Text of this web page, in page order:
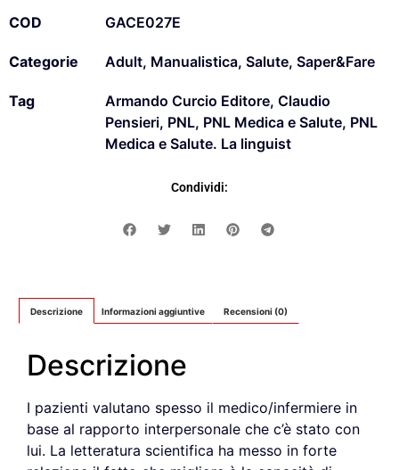
COD GACE027E
Categorie Adult, Manualistica, Salute, Saper&Fare
Tag Armando Curcio Editore, Claudio
Pensieri, PNL, PNL Medica e Salute, PNL
Medica e Salute. La linguist
Condividi:
Descrizione Informazioni aggiuntive Recensioni (0)
Descrizione
I pazienti valutano spesso il medico/infermiere in
base al rapporto interpersonale che c’è stato con
lui. La letteratura scientifica ha messo in forte